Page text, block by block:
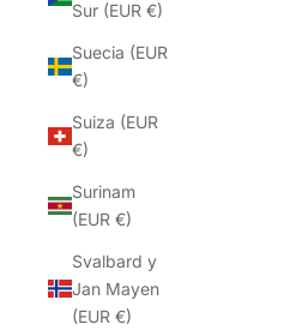
Sur (EUR €)
Suecia (EUR
€)
Suiza (EUR
€)
Surinam
(EUR €)
Svalbard y
Jan Mayen
(EUR €)